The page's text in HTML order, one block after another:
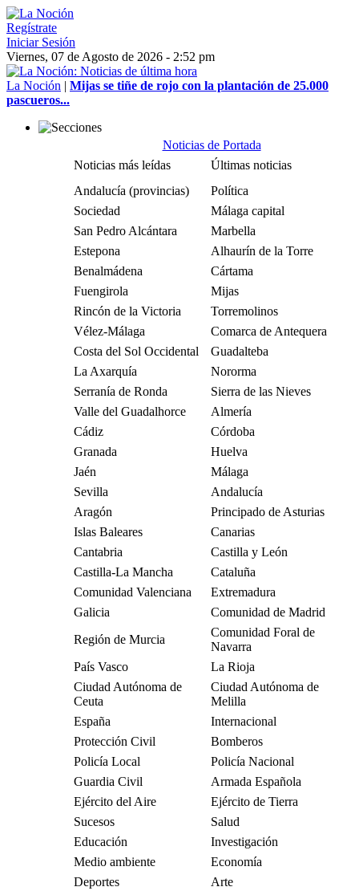
Regístrate
Iniciar Sesión
Viernes, 07 de Agosto de 2026 - 2:52 pm
La Noción | Mijas se tiñe de rojo con la plantación de 25.000
pascueros...
Noticias de Portada
Noticias más leídas
Últimas noticias
Andalucía (provincias)
Política
Sociedad
Málaga capital
San Pedro Alcántara
Marbella
Estepona
Alhaurín de la Torre
Benalmádena
Cártama
Fuengirola
Mijas
Rincón de la Victoria
Torremolinos
Vélez-Málaga
Comarca de Antequera
Costa del Sol Occidental
Guadalteba
La Axarquía
Nororma
Serranía de Ronda
Sierra de las Nieves
Valle del Guadalhorce
Almería
Cádiz
Córdoba
Granada
Huelva
Jaén
Málaga
Sevilla
Andalucía
Aragón
Principado de Asturias
Islas Baleares
Canarias
Cantabria
Castilla y León
Castilla-La Mancha
Cataluña
Comunidad Valenciana
Extremadura
Galicia
Comunidad de Madrid
Región de Murcia
Comunidad Foral de
Navarra
País Vasco
La Rioja
Ciudad Autónoma de
Ceuta
Ciudad Autónoma de
Melilla
España
Internacional
Protección Civil
Bomberos
Policía Local
Policía Nacional
Guardia Civil
Armada Española
Ejército del Aire
Ejército de Tierra
Sucesos
Salud
Educación
Investigación
Medio ambiente
Economía
Deportes
Arte